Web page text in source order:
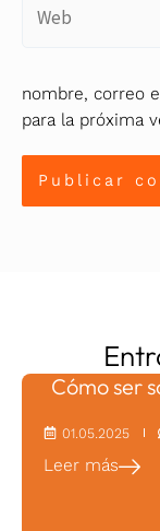
nombre, correo
para la próxima
Cómo ser
01.05.2025
Leer más